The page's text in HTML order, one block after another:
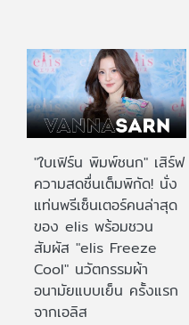
"ใบเฟิร์น พิมพ์ชนก" เสิร์ฟ
ความสดชื่นเต็มพิกัด! นั่ง
แท่นพรีเซ็นเตอร์คนล่าสุด
ของ elis พร้อมชวน
สัมผัส "elis Freeze
Cool" นวัตกรรมผ้า
อนามัยแบบเย็น ครั้งแรก
จากเอลิส